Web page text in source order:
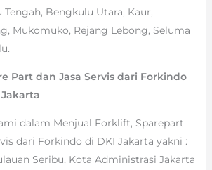
Bengkulu Utara, Kaur,
Mukomuko, Rejang Lebong, Seluma
Part dan Jasa Servis dari Forkindo
dalam Menjual Forklift, Sparepart
dari Forkindo di DKI Jakarta yakni :
Seribu, Kota Administrasi Jakarta